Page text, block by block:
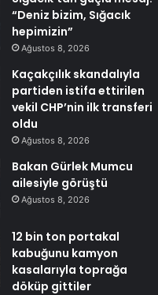
“Deniz bizim, Sığacık
hepimizin”
Ağustos 8, 2026
Kaçakçılık skandalıyla
partiden istifa ettirilen
vekil CHP’nin ilk transferi
oldu
Ağustos 8, 2026
Bakan Gürlek Mumcu
ailesiyle görüştü
Ağustos 8, 2026
12 bin ton portakal
kabuğunu kamyon
kasalarıyla toprağa
döküp gittiler